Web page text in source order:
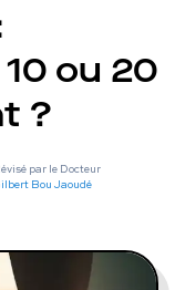
ou 20
?
par le Docteur
Bou Jaoudé